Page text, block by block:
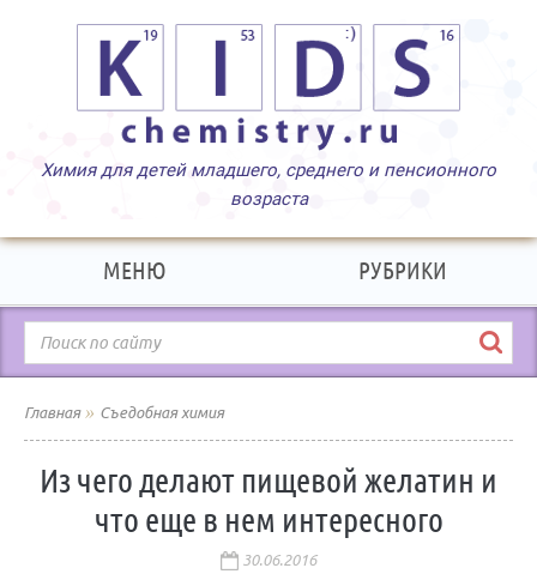
МЕНЮ РУБРИКИ
Главная» Съедобная химия
Из чего делают пищевой желатин и
что еще в нем интересного
30.06.2016